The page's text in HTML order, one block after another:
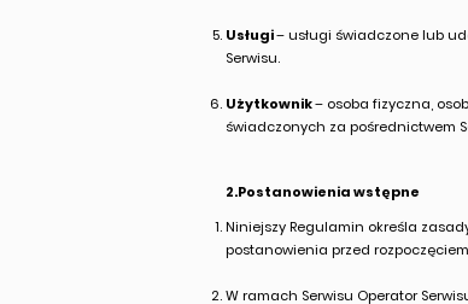
Usługi– usługi świadczone lub
Serwisu.
Użytkownik– osoba fizyczna,
świadczonych za pośrednictwem
2.Postanowienia wstępne
Niniejszy Regulamin określa
postanowienia przed
W ramach Serwisu Operator